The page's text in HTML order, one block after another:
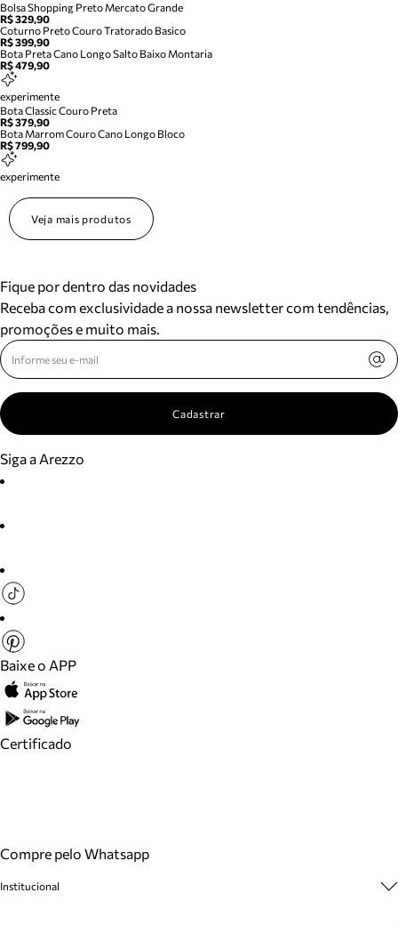
Bolsa Shopping Preto Mercato Grande
R$ 329,90
Coturno Preto Couro Tratorado Basico
R$ 399,90
Bota Preta Cano Longo Salto Baixo Montaria
R$ 479,90
experimente
Bota Classic Couro Preta
R$ 379,90
Bota Marrom Couro Cano Longo Bloco
R$ 799,90
experimente
Veja mais produtos
Fique por dentro das novidades
Receba com exclusividade a nossa newsletter com tendências,
promoções e muito mais.
Cadastrar
Siga a Arezzo
Baixe o APP
Certificado
Compre pelo Whatsapp
Institucional